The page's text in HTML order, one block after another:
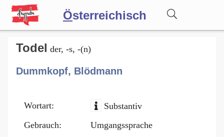
Österreichisch
Wörterbuch
Forum
Blog
Todel der, -s, -(n)
Dummkopf, Blödmann
Wortart:
Substantiv
Gebrauch:
Umgangssprache